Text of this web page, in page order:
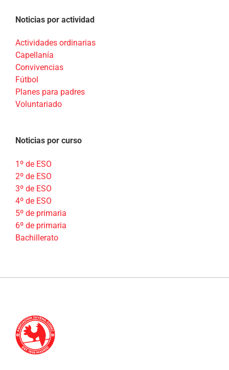
Noticias por actividad
Actividades ordinarias
Capellanía
Convivencias
Fútbol
Planes para padres
Voluntariado
Noticias por curso
1º de ESO
2º de ESO
3º de ESO
4º de ESO
5º de primaria
6º de primaria
Bachillerato